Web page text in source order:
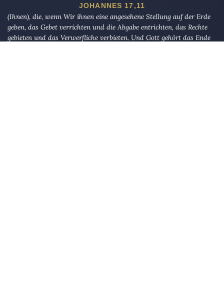
JOHANNES 17,11
(Ihnen), die, wenn Wir ihnen eine angesehene Stellung auf der Erde
geben, das Gebet verrichten und die Abgabe entrichten, das Rechte
gebieten und das Verwerfliche verbieten. Und Gott gehört das Ende